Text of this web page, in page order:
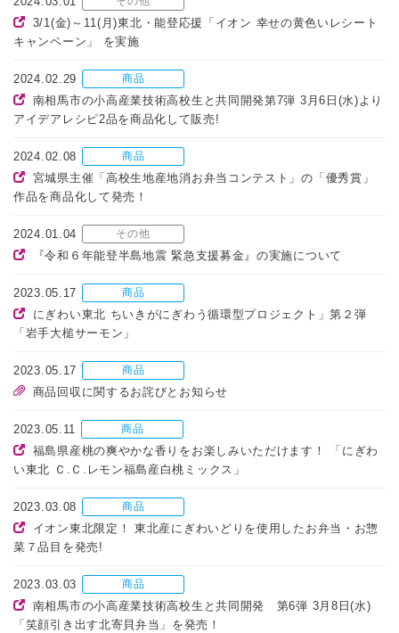
3/1(金)～11(月)東北・能登応援「イオン 幸せの黄色いレシート
キャンペーン」 を実施
2024.02.29 商品
南相馬市の小高産業技術高校生と共同開発第7弾 3月6日(水)より
アイデアレシピ2品を商品化して販売!
2024.02.08 商品
宮城県主催「高校生地産地消お弁当コンテスト」の「優秀賞」
作品を商品化して発売！
2024.01.04 その他
『令和６年能登半島地震 緊急支援募金』の実施について
2023.05.17 商品
にぎわい東北 ちいきがにぎわう循環型プロジェクト」第２弾
「岩手大槌サーモン」
2023.05.17 商品
商品回収に関するお詫びとお知らせ
2023.05.11 商品
福島県産桃の爽やかな香りをお楽しみいただけます！ 「にぎわ
い東北 Ｃ.Ｃ.レモン福島産白桃ミックス」
2023.03.08 商品
イオン東北限定！ 東北産にぎわいどりを使用したお弁当・お惣
菜７品目を発売!
2023.03.03 商品
南相馬市の小高産業技術高校生と共同開発 第6弾 3月8日(水)
「笑顔引き出す北寄貝弁当」を発売！